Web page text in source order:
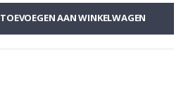
TOEVOEGEN AAN WINKELWAGEN